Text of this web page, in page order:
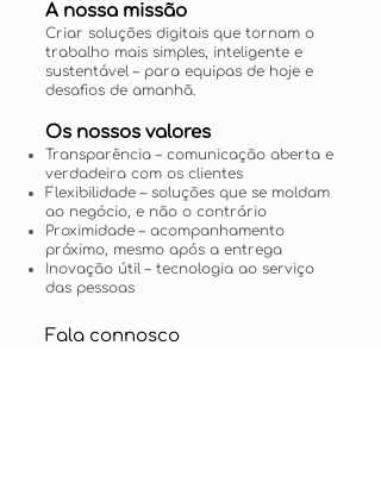
A nossa missão
Criar soluções digitais que tornam o
trabalho mais simples, inteligente e
sustentável – para equipas de hoje e
desafios de amanhã.
Os nossos valores
Transparência – comunicação aberta e
verdadeira com os clientes
Flexibilidade – soluções que se moldam
ao negócio, e não o contrário
Proximidade – acompanhamento
próximo, mesmo após a entrega
Inovação útil – tecnologia ao serviço
das pessoas
Fala connosco